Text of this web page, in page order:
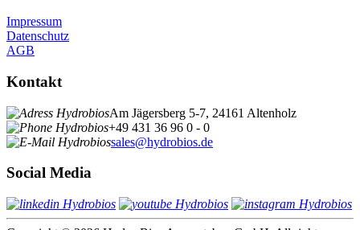
Impressum
Datenschutz
AGB
Kontakt
Am Jägersberg 5-7, 24161 Altenholz
+49 431 36 96 0 - 0
sales@hydrobios.de
Social Media